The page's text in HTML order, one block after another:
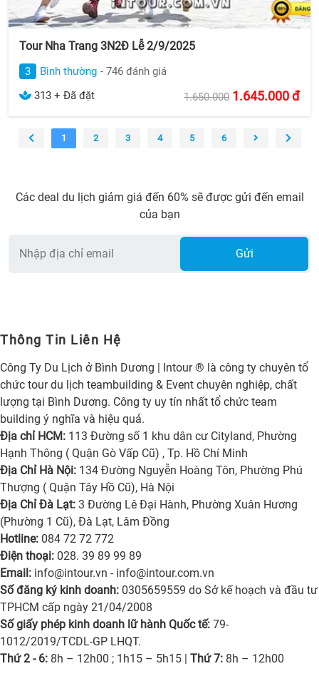
Tour Nha Trang 3N2Đ Lễ 2/9/2025
3 Bình thường - 746 đánh giá
313 + Đã đặt
1.650.000 1.645.000đ
1 2 3 4 5 6
Các deal du lịch giảm giá đến 60% sẽ được gửi đến email
của bạn
Gửi
Thông Tin Liên Hệ
Công Ty Du Lịch ở Bình Dương | Intour ® là công ty chuyên tổ
chức tour du lịch teambuilding & Event chuyên nghiệp, chất
lượng tại Bình Dương. Công ty uy tín nhất tổ chức team
building ý nghĩa và hiệu quả.
Địa chỉ HCM: 113 Đường số 1 khu dân cư Cityland, Phường
Hạnh Thông ( Quận Gò Vấp Cũ) , Tp. Hồ Chí Minh
Địa Chỉ Hà Nội: 134 Đường Nguyễn Hoàng Tôn, Phường Phú
Thượng ( Quận Tây Hồ Cũ), Hà Nội
Địa Chỉ Đà Lạt: 3 Đường Lê Đại Hành, Phường Xuân Hương
(Phường 1 Cũ), Đà Lạt, Lâm Đồng
Hotline: 084 72 72 772
Điện thoại: 028. 39 89 99 89
Email: info@intour.vn - info@intour.com.vn
Số đăng ký kinh doanh: 0305659559 do Sở kế hoạch và đầu tư
TPHCM cấp ngày 21/04/2008
Số giấy phép kinh doanh lữ hành Quốc tế: 79-
1012/2019/TCDL-GP LHQT.
Thứ 2 - 6: 8h – 12h00 ; 1h15 – 5h15 | Thứ 7: 8h – 12h00